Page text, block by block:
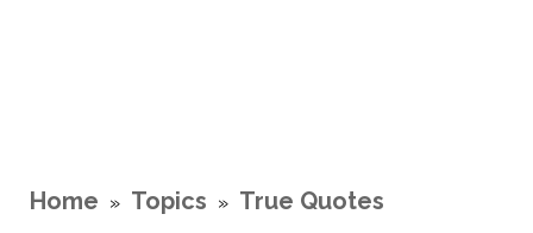
Home » Topics » True Quotes